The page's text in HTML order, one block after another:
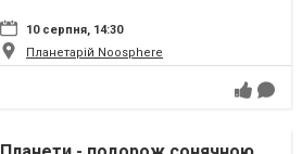
10 серпня, 14:30
Планетарій Noosphere